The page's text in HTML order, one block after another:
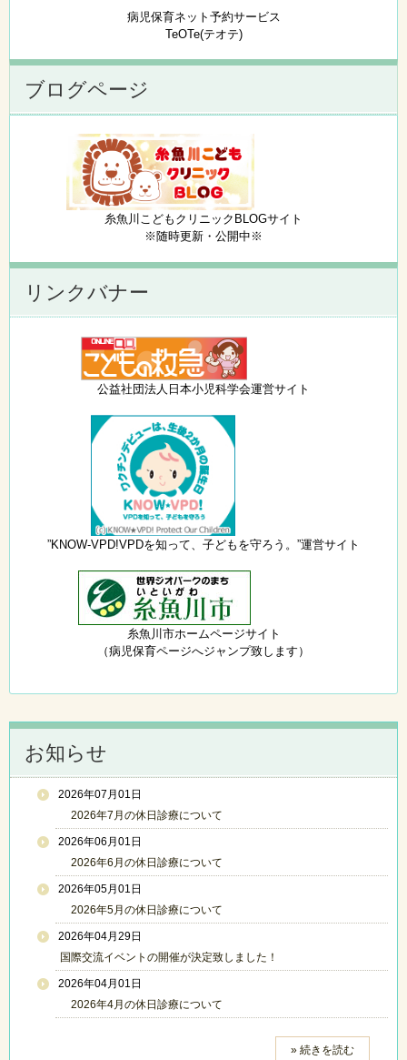
病児保育ネット予約サービス
TeOTe(テオテ)
ブログページ
糸魚川こどもクリニックBLOGサイト
※随時更新・公開中※
リンクバナー
公益社団法人日本小児科学会運営サイト
”KNOW-VPD!VPDを知って、子どもを守ろう。”運営サイト
糸魚川市ホームページサイト
（病児保育ページへジャンプ致します）
お知らせ
2026年07月01日
2026年7月の休日診療について
2026年06月01日
2026年6月の休日診療について
2026年05月01日
2026年5月の休日診療について
2026年04月29日
国際交流イベントの開催が決定致しました！
2026年04月01日
2026年4月の休日診療について
» 続きを読む